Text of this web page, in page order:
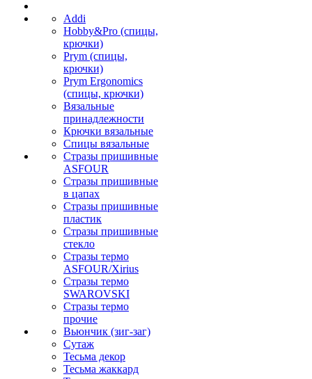
Addi
Hobby&Pro (спицы,
крючки)
Prym (спицы,
крючки)
Prym Ergonomics
(спицы, крючки)
Вязальные
принадлежности
Крючки вязальные
Спицы вязальные
Стразы пришивные
ASFOUR
Стразы пришивные
в цапах
Стразы пришивные
пластик
Стразы пришивные
стекло
Стразы термо
ASFOUR/Xirius
Стразы термо
SWAROVSKI
Стразы термо
прочие
Вьюнчик (зиг-заг)
Сутаж
Тесьма декор
Тесьма жаккард